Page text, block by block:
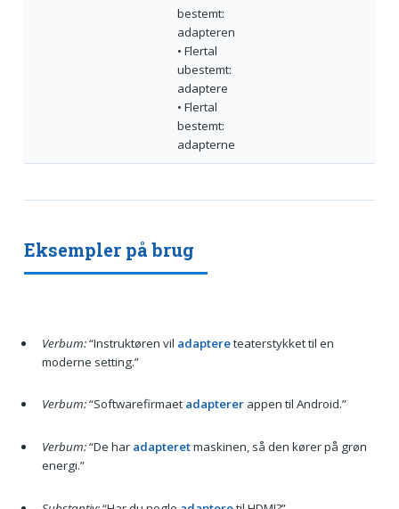
bestemt:
adapteren
• Flertal
ubestemt:
adaptere
• Flertal
bestemt:
adapterne
Eksempler på brug
Verbum:“Instruktøren vil adaptereteaterstykket til en
moderne setting.”
Verbum:“Softwarefirmaet adaptererappen til Android.”
Verbum:“De har adapteretmaskinen, så den kører på grøn
energi.”